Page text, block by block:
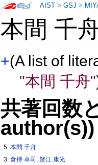
本間 千
+(A list of
"本間 千舟"
共著回数
author(s))
5:本間 千舟
3:倉持 卓司 ,蟹江 康光
AIST >GSJ >